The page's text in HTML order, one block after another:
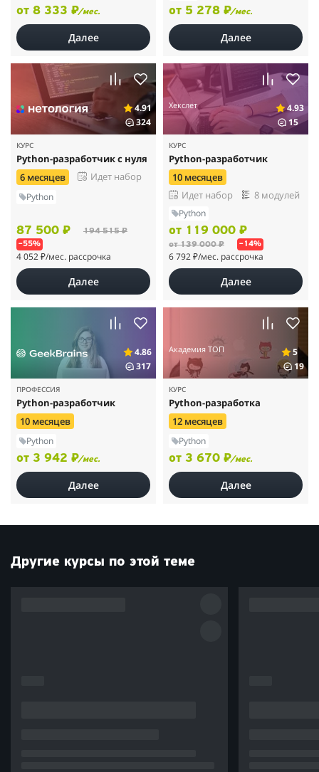
от 8 333 ₽/мес.
Далее
от 5 278 ₽/мес.
Далее
4.91
324
КУРС
Python-разработчик с нуля
6 месяцев
Идет набор
Python
87 500 ₽ 194 515 ₽
–55%
4 052 ₽/мес. рассрочка
Далее
Хекслет
4.93
15
КУРС
Python-разработчик
10 месяцев
Идет набор
8 модулей
Python
от 119 000 ₽
от 139 000 ₽ –14%
6 792 ₽/мес. рассрочка
Далее
4.86
317
ПРОФЕССИЯ
Python-разработчик
10 месяцев
Python
от 3 942 ₽/мес.
Далее
Академия ТОП
5
19
КУРС
Python-разработка
12 месяцев
Python
от 3 670 ₽/мес.
Далее
Другие курсы по этой теме